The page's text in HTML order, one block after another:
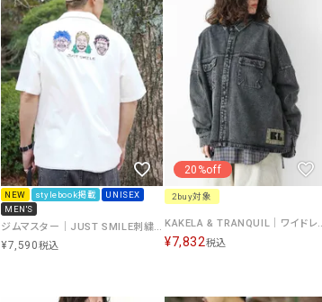
Emma Taylor（エマテイ
FLAVOR TEE（フレーバ
GO TO HOLLYWOOD
ッド）
G-STAR RAW（ジース
GOOD SPEED（グッド
NEW stylebook掲載
UNISEX
MEN'S
ジムマスター｜JUST SMILE刺繍シャツ [[G721749]][D]
¥7,590税込
20%off
2buy対象
KAKELA & TRANQUIL｜
¥7,832税込